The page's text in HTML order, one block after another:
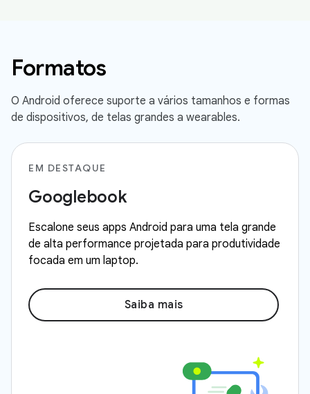
Formatos
O Android oferece suporte a vários tamanhos e formas
de dispositivos, de telas grandes a wearables.
EM DESTAQUE
Googlebook
Escalone seus apps Android para uma tela grande
de alta performance projetada para produtividade
focada em um laptop.
Saiba mais